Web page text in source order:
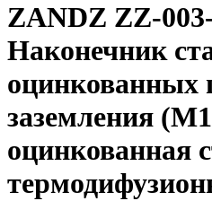
ZANDZ ZZ-
Наконечник
заземления
оцинкованная